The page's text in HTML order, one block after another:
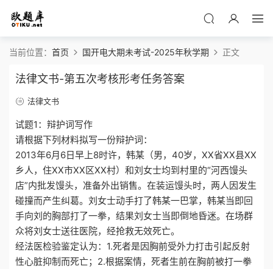
当前位置： 首页 国开电大期未考试-2025年秋学期 正文
法律文书-第五次考核形考任务答案
法律文书
试题1：辩护词写作
请根据下列材料拟写一份辩护词：
2013年6月6日早上8时许，韩某（男，40岁，XX省XX县XX
乡人，住XX市XX区XX村）和刘女士均到村里的“河西馒头
店”内批发馒头，准备外出销售。在装运馒头时，两人因发生
碰撞而产生纠葛。刘女士动手打了韩某一巴掌，韩某当即回
手向刘的胸部打了一拳，结果刘女士当即倒地昏迷。在场群
众将刘女士送往医院，经抢救无效死亡。
经法医检验鉴定认为：1.死者是因胸前受外力打击引起反射
性心脏抑制而死亡；2.根据案情，死者生前在胸前被打一拳